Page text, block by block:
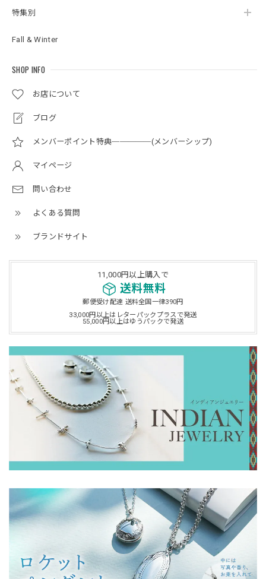
特集別
Fall & Winter
SHOP INFO
お店について
ブログ
メンバーポイント特典─────(メンバーシップ)
マイページ
問い合わせ
よくある質問
ブランドサイト
11,000円以上購入で
送料無料
郵便受け配達 送料全国一律390円
33,000円以上はレターパックプラスで発送
55,000円以上はゆうパックで発送